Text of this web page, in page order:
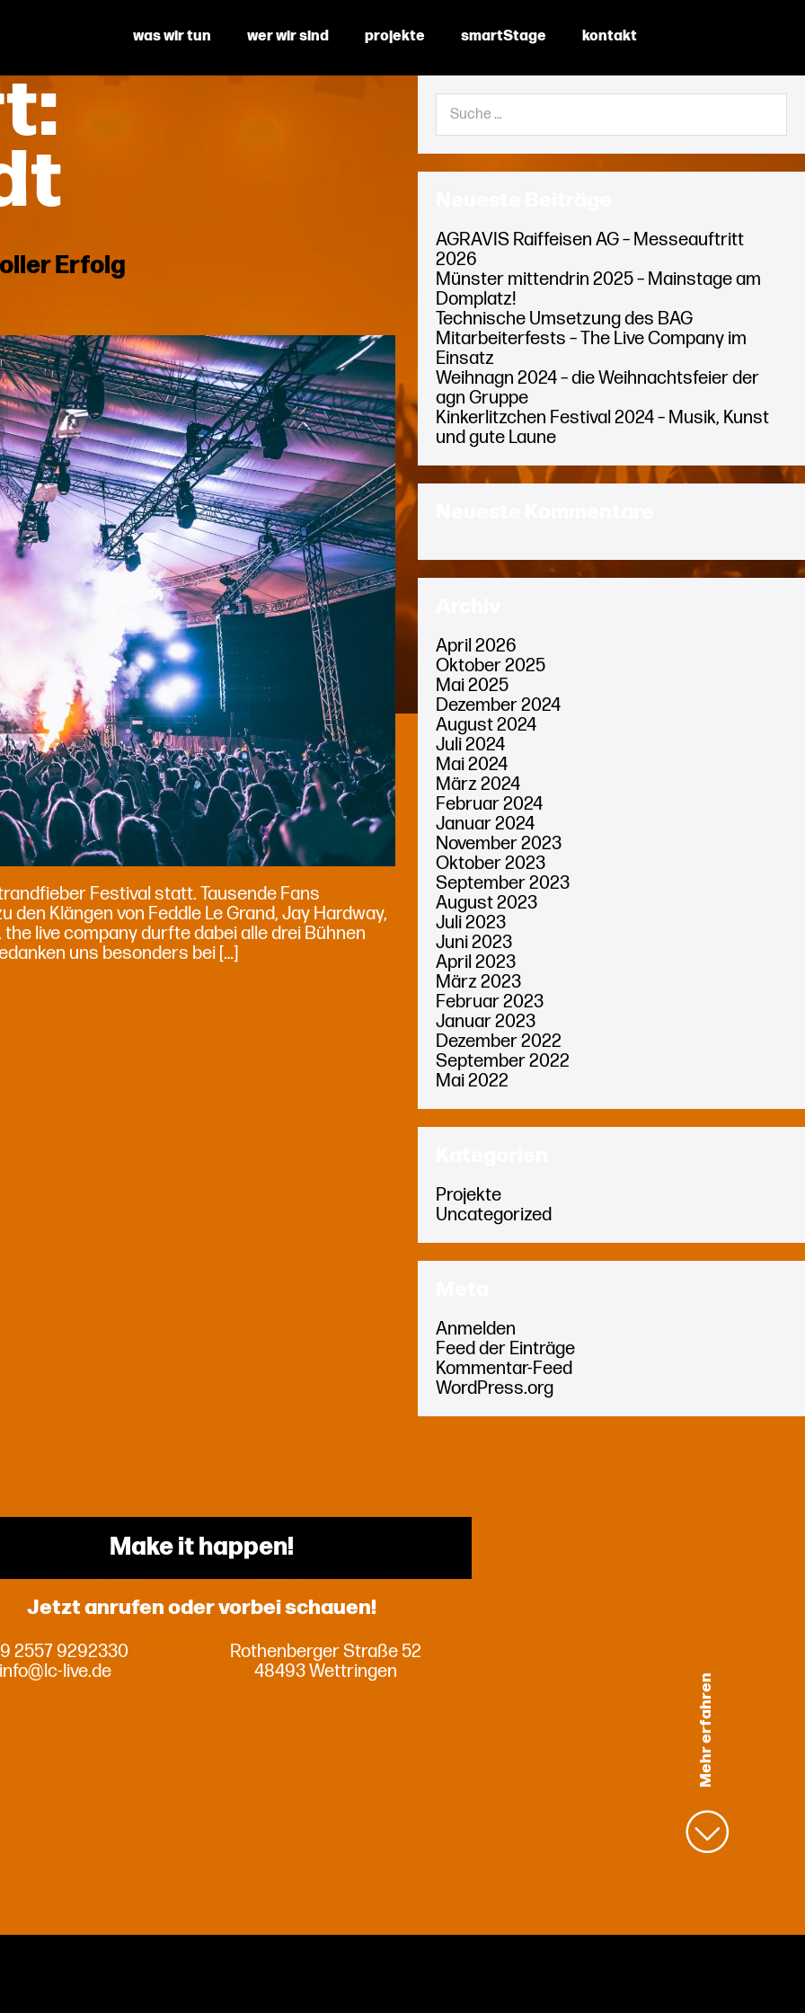
was wir tun wer wir sind projekte smartStage kontakt
Mehr erfahren
Erfolg
Festival statt. Tausende Fans
Klängen von Feddle Le Grand, Jay Hardway,
live company durfte dabei alle drei Bühnen
uns besonders bei […]
Suche
nach:
AGRAVIS Raiffeisen AG – Messeauftritt
2026
Münster mittendrin 2025 – Mainstage am
Domplatz!
Technische Umsetzung des BAG
Mitarbeiterfests – The Live Company im
Einsatz
Weihnagn 2024 – die Weihnachtsfeier der
agn Gruppe
Kinkerlitzchen Festival 2024 – Musik, Kunst
und gute Laune
April 2026
Oktober 2025
Mai 2025
Dezember 2024
August 2024
Juli 2024
Mai 2024
März 2024
Februar 2024
Januar 2024
November 2023
Oktober 2023
September 2023
August 2023
Juli 2023
Juni 2023
April 2023
März 2023
Februar 2023
Januar 2023
Dezember 2022
September 2022
Mai 2022
Projekte
Uncategorized
Anmelden
Feed der Einträge
Kommentar-Feed
WordPress.org
Make it happen!
Jetzt anrufen oder vorbei schauen!
2557 9292330
info@lc-live.de
Rothenberger Straße 52
48493 Wettringen